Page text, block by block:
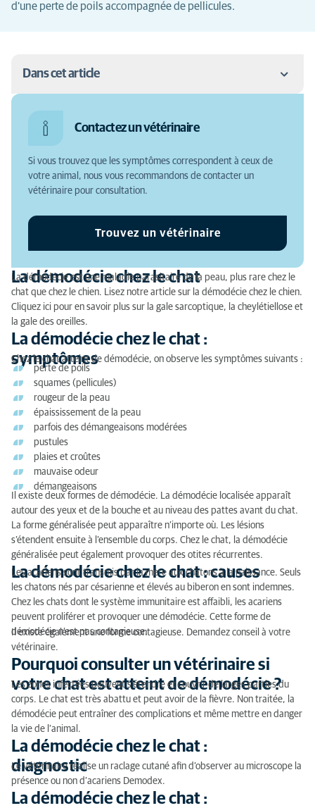
d'une perte de poils accompagnée de pellicules.
Dans cet article
La démodécie chez le chat : causes
Pourquoi consulter un vétérinaire si votre chat est
atteint de démodécie ?
La démodécie chez le chat : traitement
Contactez un vétérinaire
Si vous trouvez que les symptômes correspondent à ceux de
votre animal, nous vous recommandons de contacter un
vétérinaire pour consultation.
Trouvez un vétérinaire
La démodécie chez le chat
La démodécie est une maladie parasitaire de la peau, plus rare chez le
chat que chez le chien. Lisez notre article sur la démodécie chez le chien.
Cliquez ici pour en savoir plus sur la gale sarcoptique, la cheylétiellose et
la gale des oreilles.
La démodécie chez le chat :
symptômes
Chez le chat atteint de démodécie, on observe les symptômes suivants :
perte de poils
squames (pellicules)
rougeur de la peau
épaississement de la peau
parfois des démangeaisons modérées
pustules
plaies et croûtes
mauvaise odeur
démangeaisons
Il existe deux formes de démodécie. La démodécie localisée apparaît
autour des yeux et de la bouche et au niveau des pattes avant du chat.
La forme généralisée peut apparaître n’importe où. Les lésions
s’étendent ensuite à l’ensemble du corps. Chez le chat, la démodécie
généralisée peut également provoquer des otites récurrentes.
La démodécie chez le chat : causes
Les acariens sont transmis par la mère aux chatons à la naissance. Seuls
les chatons nés par césarienne et élevés au biberon en sont indemnes.
Chez les chats dont le système immunitaire est affaibli, les acariens
peuvent proliférer et provoquer une démodécie. Cette forme de
démodécie n’est pas contagieuse.
Il existe également une forme contagieuse. Demandez conseil à votre
vétérinaire.
Pourquoi consulter un vétérinaire si
votre chat est atteint de démodécie ?
Les zones infectées peuvent s’étendre et couvrir de larges parties du
corps. Le chat est très abattu et peut avoir de la fièvre. Non traitée, la
démodécie peut entraîner des complications et même mettre en danger
la vie de l’animal.
La démodécie chez le chat :
diagnostic
Le vétérinaire réalise un raclage cutané afin d’observer au microscope la
présence ou non d’acariens Demodex.
La démodécie chez le chat :